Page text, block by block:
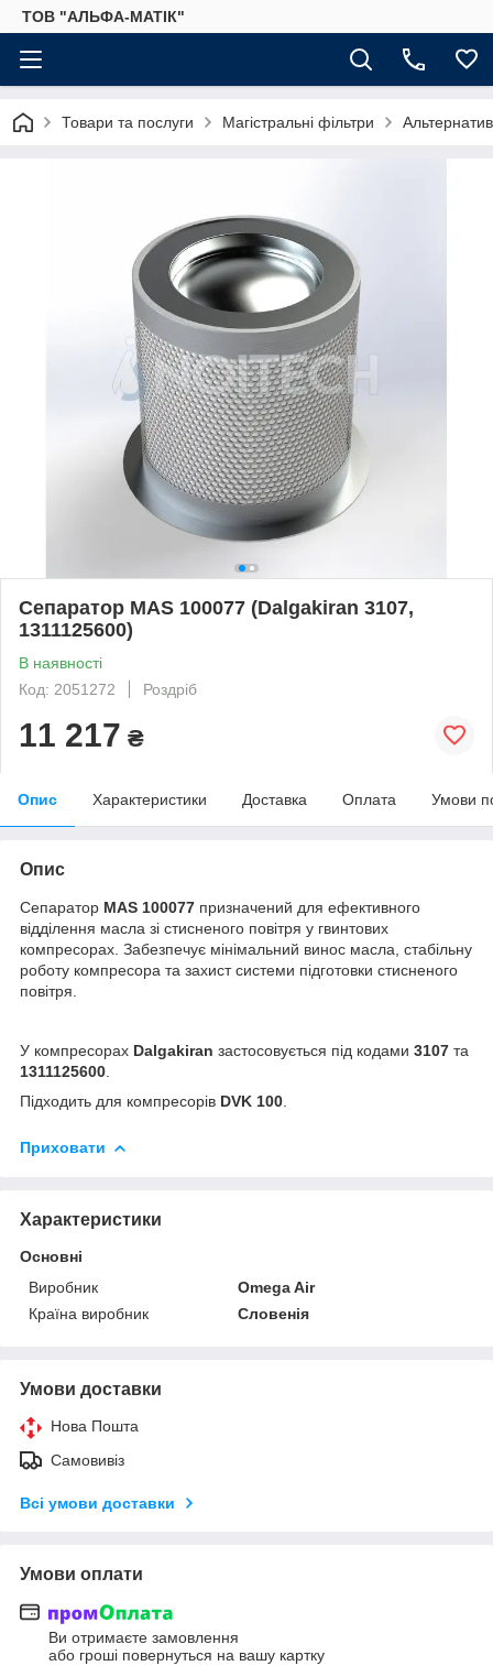
ТОВ "АЛЬФА-МАТІК"
Товари та послуги Магістральні фільтри
Сепаратор MAS 100077 (Dalgakiran 3107,
1311125600)
В наявності
Код: 2051272
Роздріб
11 217 ₴
Опис Характеристики Доставка Оплата Умови
Опис
Сепаратор MAS 100077 призначений для ефективного
відділення масла зі стисненого повітря у гвинтових
компресорах. Забезпечує мінімальний винос масла, стабільну
роботу компресора та захист системи підготовки стисненого
повітря.
У компресорах Dalgakiran застосовується під кодами 3107 та
1311125600
Підходить для компресорів DVK 100
Приховати
Характеристики
Основні
Виробник
Omega Air
Країна виробник
Словенія
Умови доставки
Нова Пошта
Самовивіз
Всі умови доставки
Умови оплати
Ви отримаєте замовлення
або гроші повернуться на вашу картку